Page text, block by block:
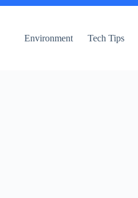
Environment Tech Tips